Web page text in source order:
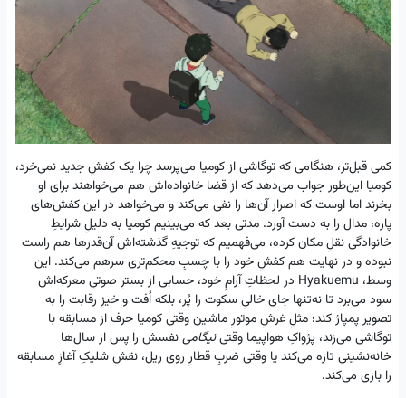
کمی قبل‌تر، هنگامی که توگاشی از کومیا می‌پرسد چرا یک کفشِ جدید نمی‌خرد،
کومیا این‌طور جواب می‌دهد که از قضا خانواده‌اش هم می‌خواهند برای او
بخرند اما اوست که اصرارِ آن‌ها را نفی می‌کند و می‌خواهد در این کفش‌های
پاره‌، مدال را به دست آورد. مدتی بعد که می‌بینیم کومیا به دلیلِ شرایطِ
خانوادگی نقلِ مکان کرده، می‌فهمیم که توجیهِ گذشته‌‌اش آن‌قدرها هم راست
نبوده و در نهایت هم کفشِ خود را با چسبِ محکم‌تری سرهم می‌کند. این
وسط، Hyakuemu در لحظاتِ آرامِ خود، حسابی از بسترِ صوتیِ معرکه‌اش
سود می‌برد تا نه‌تنها جای خالیِ سکوت را پُر، بلکه اُفت‌ و خیزِ رقابت را به
تصویر پمپاژ کند؛ مثلِ غرشِ موتورِ ماشین وقتی کومیا حرف از مسابقه با
توگاشی می‌زند، پژواکِ هواپیما وقتینیگامینفسش را پس از سال‌ها
خانه‌نشینی تازه می‌کند یا وقتی ضربِ قطارِ روی ریل، نقشِ شلیکِ آغازِ مسابقه
را بازی می‌کند.